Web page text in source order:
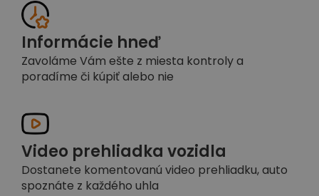
Informácie hneď
Zavoláme Vám ešte z miesta kontroly a
poradíme či kúpiť alebo nie
Video prehliadka vozidla
Dostanete komentovanú video prehliadku, auto
spoznáte z každého uhla